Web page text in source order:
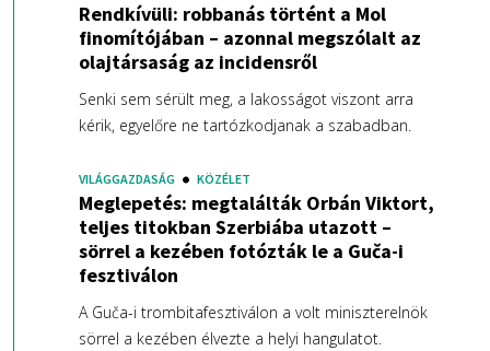
Rendkívüli: robbanás történt a Mol
finomítójában – azonnal megszólalt az
olajtársaság az incidensről
Senki sem sérült meg, a lakosságot viszont arra
kérik, egyelőre ne tartózkodjanak a szabadban.
VILÁGGAZDASÁG KÖZÉLET
Meglepetés: megtalálták Orbán Viktort,
teljes titokban Szerbiába utazott –
sörrel a kezében fotózták le a Guča-i
fesztiválon
A Guča-i trombitafesztiválon a volt miniszterelnök
sörrel a kezében élvezte a helyi hangulatot.